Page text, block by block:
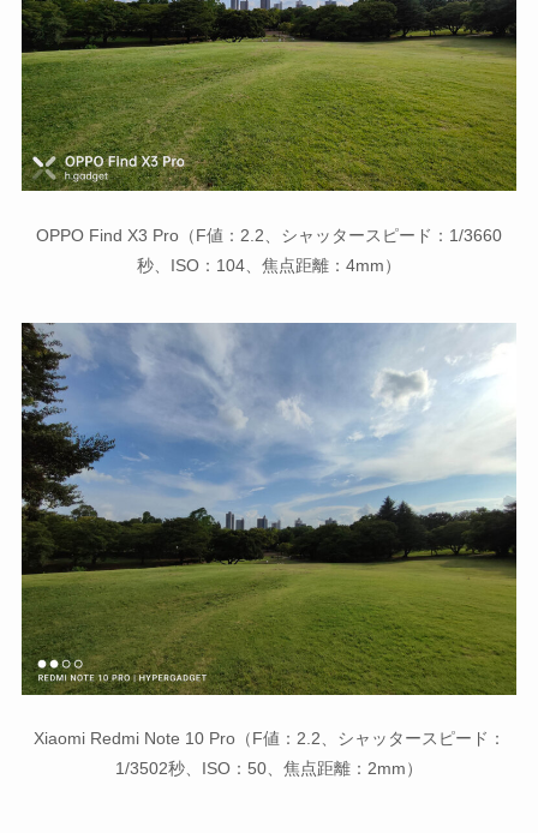
OPPO Find X3 Pro（F値：2.2、シャッタースピード：1/3660
秒、ISO：104、焦点距離：4mm）
Xiaomi Redmi Note 10 Pro（F値：2.2、シャッタースピード：
1/3502秒、ISO：50、焦点距離：2mm）